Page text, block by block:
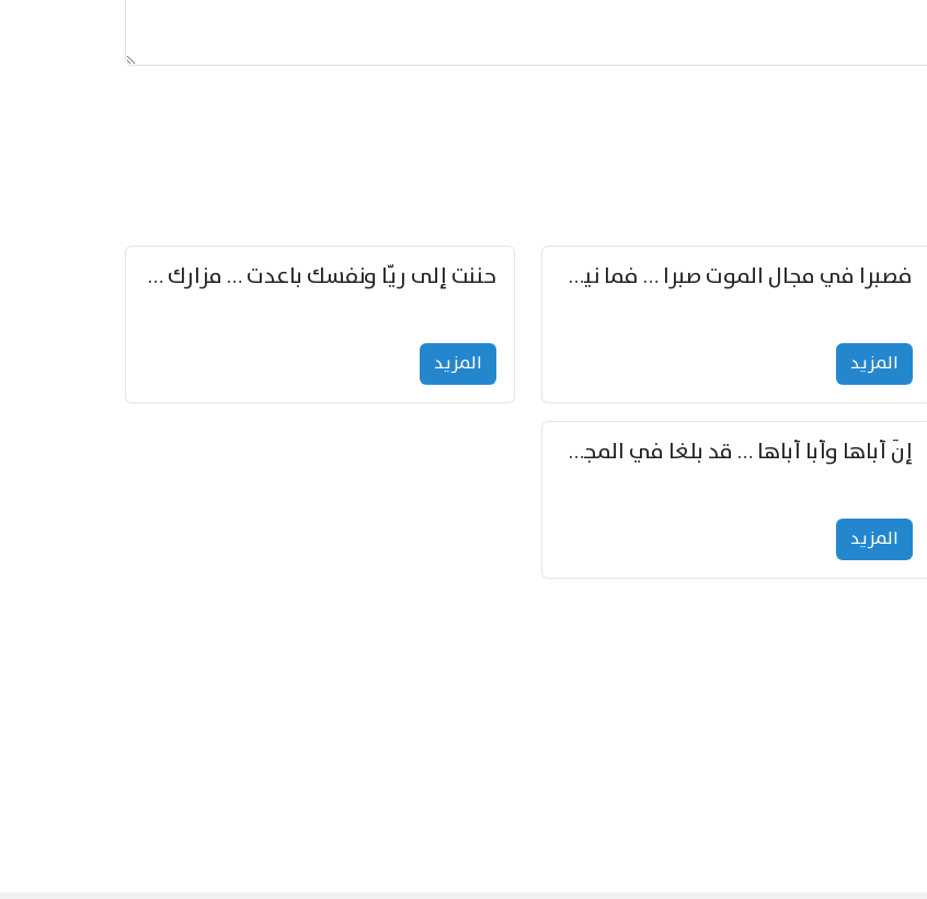
فصبرا في مجال الموت صبرا … فما نيل الخلود بمستطاع
المزید
حننت إلى ريّا ونفسك باعدت … مزارك من ريّا وشعباكما معا
المزید
إنّ أباها وأبا أباها … قد بلغا في المجد غايتاها
المزید